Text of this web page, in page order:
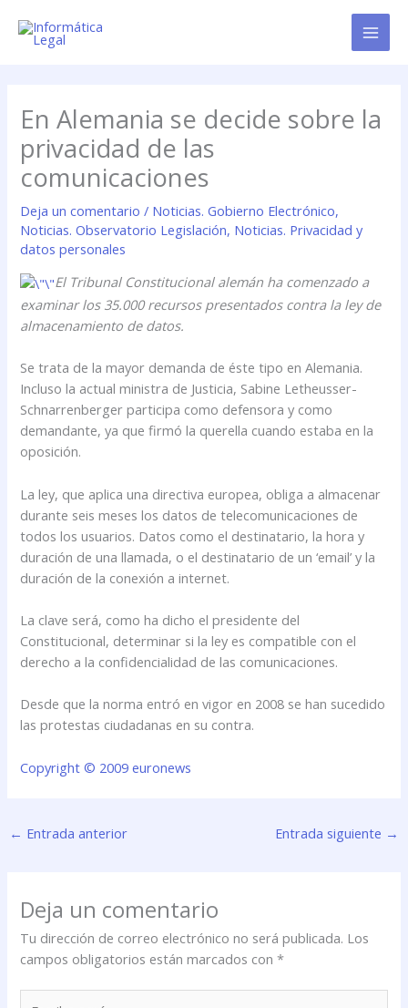
contenido
En Alemania se decide sobre la
privacidad de las
comunicaciones
Deja un comentario / Noticias. Gobierno Electrónico,
Noticias. Observatorio Legislación, Noticias. Privacidad y
datos personales
El Tribunal Constitucional alemán ha comenzado a
examinar los 35.000 recursos presentados contra la ley de
almacenamiento de datos.
Se trata de la mayor demanda de éste tipo en Alemania.
Incluso la actual ministra de Justicia, Sabine Letheusser-
Schnarrenberger participa como defensora y como
demandante, ya que firmó la querella cuando estaba en la
oposición.
La ley, que aplica una directiva europea, obliga a almacenar
durante seis meses los datos de telecomunicaciones de
todos los usuarios. Datos como el destinatario, la hora y
duración de una llamada, o el destinatario de un ‘email’ y la
duración de la conexión a internet.
La clave será, como ha dicho el presidente del
Constitucional, determinar si la ley es compatible con el
derecho a la confidencialidad de las comunicaciones.
Desde que la norma entró en vigor en 2008 se han sucedido
las protestas ciudadanas en su contra.
Copyright © 2009 euronews
← Entrada anterior Entrada siguiente →
Deja un comentario
Tu dirección de correo electrónico no será publicada. Los
campos obligatorios están marcados con*